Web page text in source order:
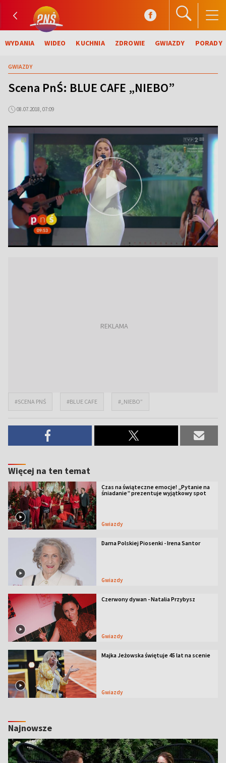
WYDANIA WIDEO KUCHNIA ZDROWIE GWIAZDY PORADY
GWIAZDY
Scena PnŚ: BLUE CAFE „NIEBO”
08.07.2018, 07:09
#SCENA PNŚ #BLUE CAFE #„NIEBO”
Więcej na ten temat
Czas na świąteczne emocje! „Pytanie na
śniadanie” prezentuje wyjątkowy spot
Gwiazdy
Dama Polskiej Piosenki - Irena Santor
Gwiazdy
Czerwony dywan - Natalia Przybysz
Gwiazdy
Majka Jeżowska świętuje 45 lat na scenie
Gwiazdy
Najnowsze